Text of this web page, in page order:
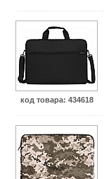
код товара: 434618